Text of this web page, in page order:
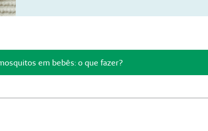
em bebês: o que fazer?